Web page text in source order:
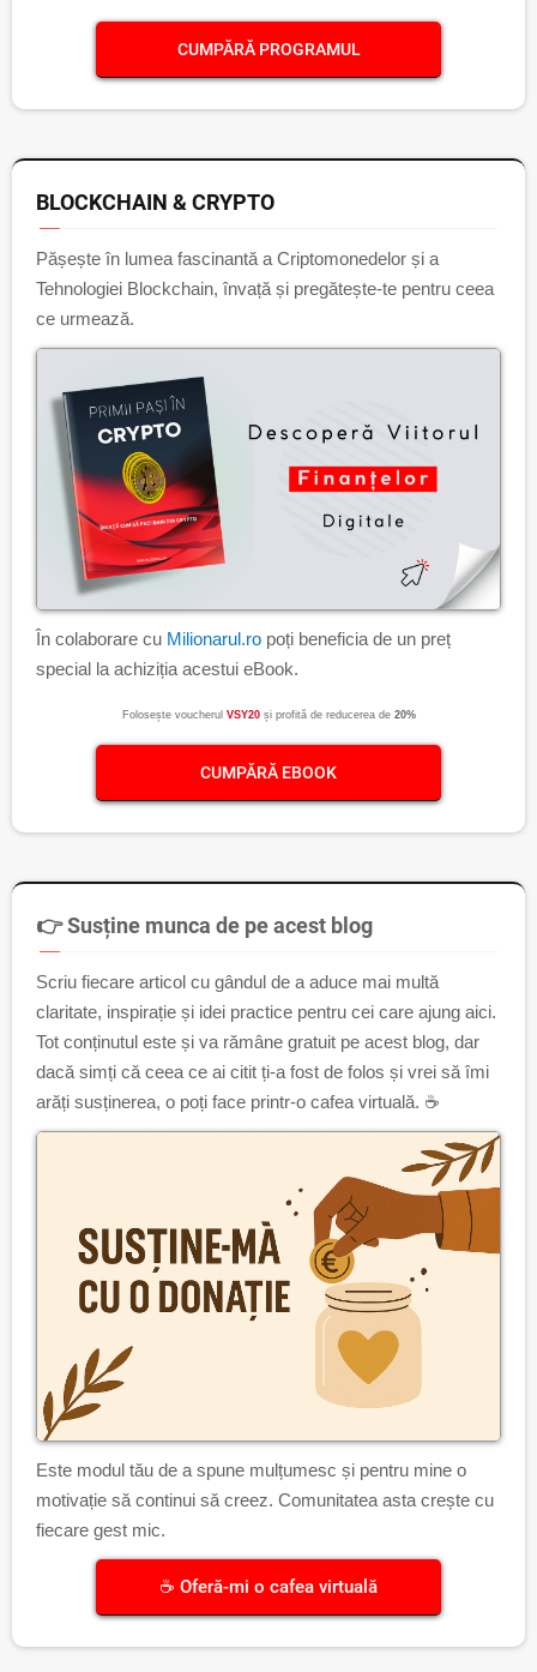
CUMPĂRĂ PROGRAMUL
BLOCKCHAIN & CRYPTO
Pășește în lumea fascinantă a Criptomonedelor și a
Tehnologiei Blockchain, învață și pregătește-te pentru ceea
ce urmează.
În colaborare cu Milionarul.ro poți beneficia de un preț
special la achiziția acestui eBook.
Folosește voucherul VSY20 și profită de reducerea de 20%
CUMPĂRĂ EBOOK
👉 Susține munca de pe acest blog
Scriu fiecare articol cu gândul de a aduce mai multă
claritate, inspirație și idei practice pentru cei care ajung aici.
Tot conținutul este și va rămâne gratuit pe acest blog, dar
dacă simți că ceea ce ai citit ți-a fost de folos și vrei să îmi
arăți susținerea, o poți face printr-o cafea virtuală. ☕
Este modul tău de a spune mulțumesc și pentru mine o
motivație să continui să creez. Comunitatea asta crește cu
fiecare gest mic.
☕ Oferă-mi o cafea virtuală